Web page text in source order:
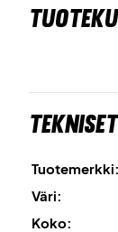
Tuotemerkki:
Väri:
Koko: